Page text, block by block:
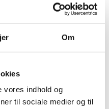
Om
vores indhold og
til sociale medier og til
men pointerer,
enten på kurset –
– ligger aktiviteter,
forankret.
af korte hel- eller
indrømme, at den
sig fast, fordi jeg